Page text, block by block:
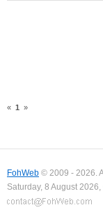
« 1 »
FohWeb © 2009 - 2026.
Saturday, 8 August 2026,